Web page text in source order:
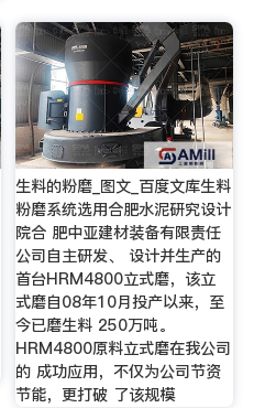
生料的粉磨_图文_百度文库生料
粉磨系统选用合肥水泥研究设计
院合 肥中亚建材装备有限责任
公司自主研发、 设计并生产的
首台HRM4800立式磨，该立
式磨自08年10月投产以来，至
今已磨生料 250万吨。
HRM4800原料立式磨在我公司
的 成功应用，不仅为公司节资
节能，更打破 了该规模